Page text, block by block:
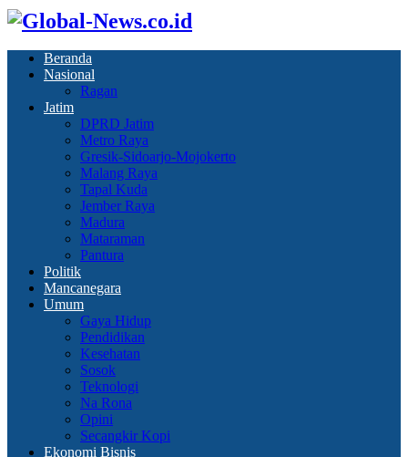
Beranda
Nasional
Ragan
Jatim
DPRD Jatim
Metro Raya
Gresik-Sidoarjo-Mojokerto
Malang Raya
Tapal Kuda
Jember Raya
Madura
Mataraman
Pantura
Politik
Mancanegara
Umum
Gaya Hidup
Pendidikan
Kesehatan
Sosok
Teknologi
Na Rona
Opini
Secangkir Kopi
Ekonomi Bisnis